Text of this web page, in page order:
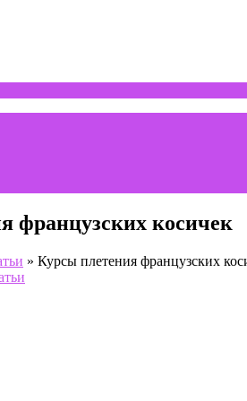
французских косичек
» Курсы плетения французских